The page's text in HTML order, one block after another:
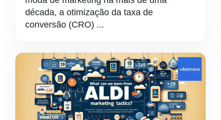
década, a otimização da taxa de
conversão (CRO) ...